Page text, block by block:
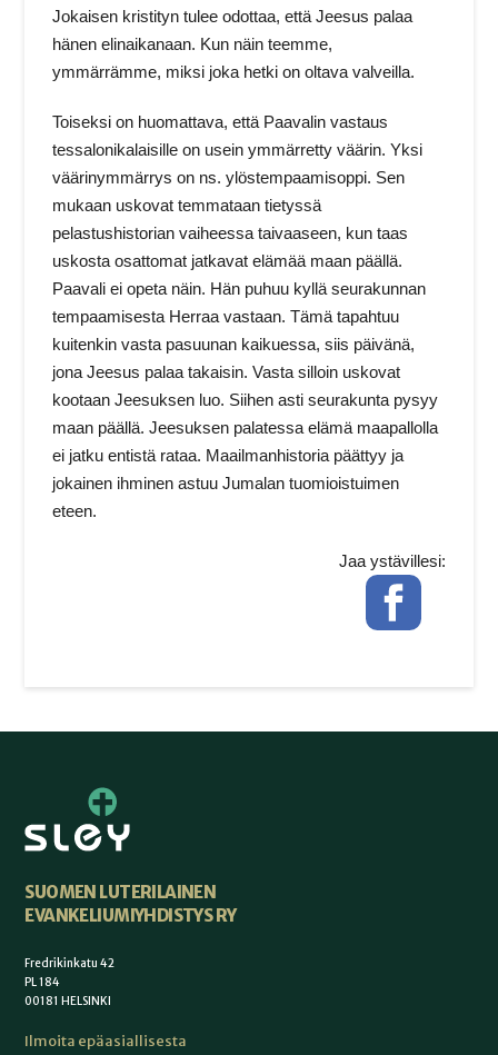
Jokaisen kristityn tulee odottaa, että Jeesus palaa
hänen elinaikanaan. Kun näin teemme,
ymmärrämme, miksi joka hetki on oltava valveilla.
Toiseksi on huomattava, että Paavalin vastaus
tessalonikalaisille on usein ymmärretty väärin. Yksi
väärinymmärrys on ns. ylöstempaamisoppi. Sen
mukaan uskovat temmataan tietyssä
pelastushistorian vaiheessa taivaaseen, kun taas
uskosta osattomat jatkavat elämää maan päällä.
Paavali ei opeta näin. Hän puhuu kyllä seurakunnan
tempaamisesta Herraa vastaan. Tämä tapahtuu
kuitenkin vasta pasuunan kaikuessa, siis päivänä,
jona Jeesus palaa takaisin. Vasta silloin uskovat
kootaan Jeesuksen luo. Siihen asti seurakunta pysyy
maan päällä. Jeesuksen palatessa elämä maapallolla
ei jatku entistä rataa. Maailmanhistoria päättyy ja
jokainen ihminen astuu Jumalan tuomioistuimen
eteen.
Jaa ystävillesi:
Facebook
SUOMEN LUTERILAINEN
EVANKELIUMIYHDISTYS RY
Fredrikinkatu 42
PL 184
00181 HELSINKI
Ilmoita epäasiallisesta